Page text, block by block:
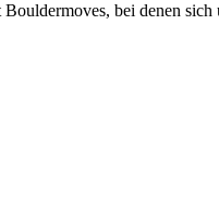
bei denen sich